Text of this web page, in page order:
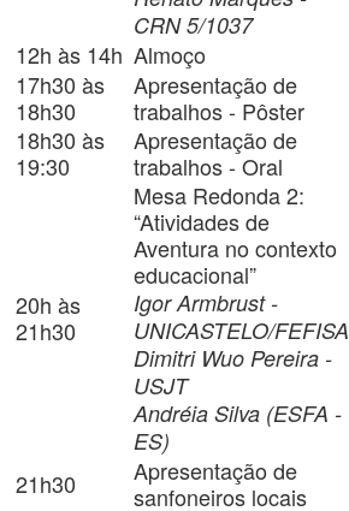
CRN 5/1037
12h às 14h Almoço
17h30 às
18h30
Apresentação de
trabalhos - Pôster
18h30 às
19:30
Apresentação de
trabalhos - Oral
20h às
21h30
Mesa Redonda 2:
“Atividades de
Aventura no contexto
educacional”
Igor Armbrust -
UNICASTELO/FEFISA
Dimitri Wuo Pereira -
USJT
Andréia Silva (ESFA -
ES)
21h30
Apresentação de
sanfoneiros locais